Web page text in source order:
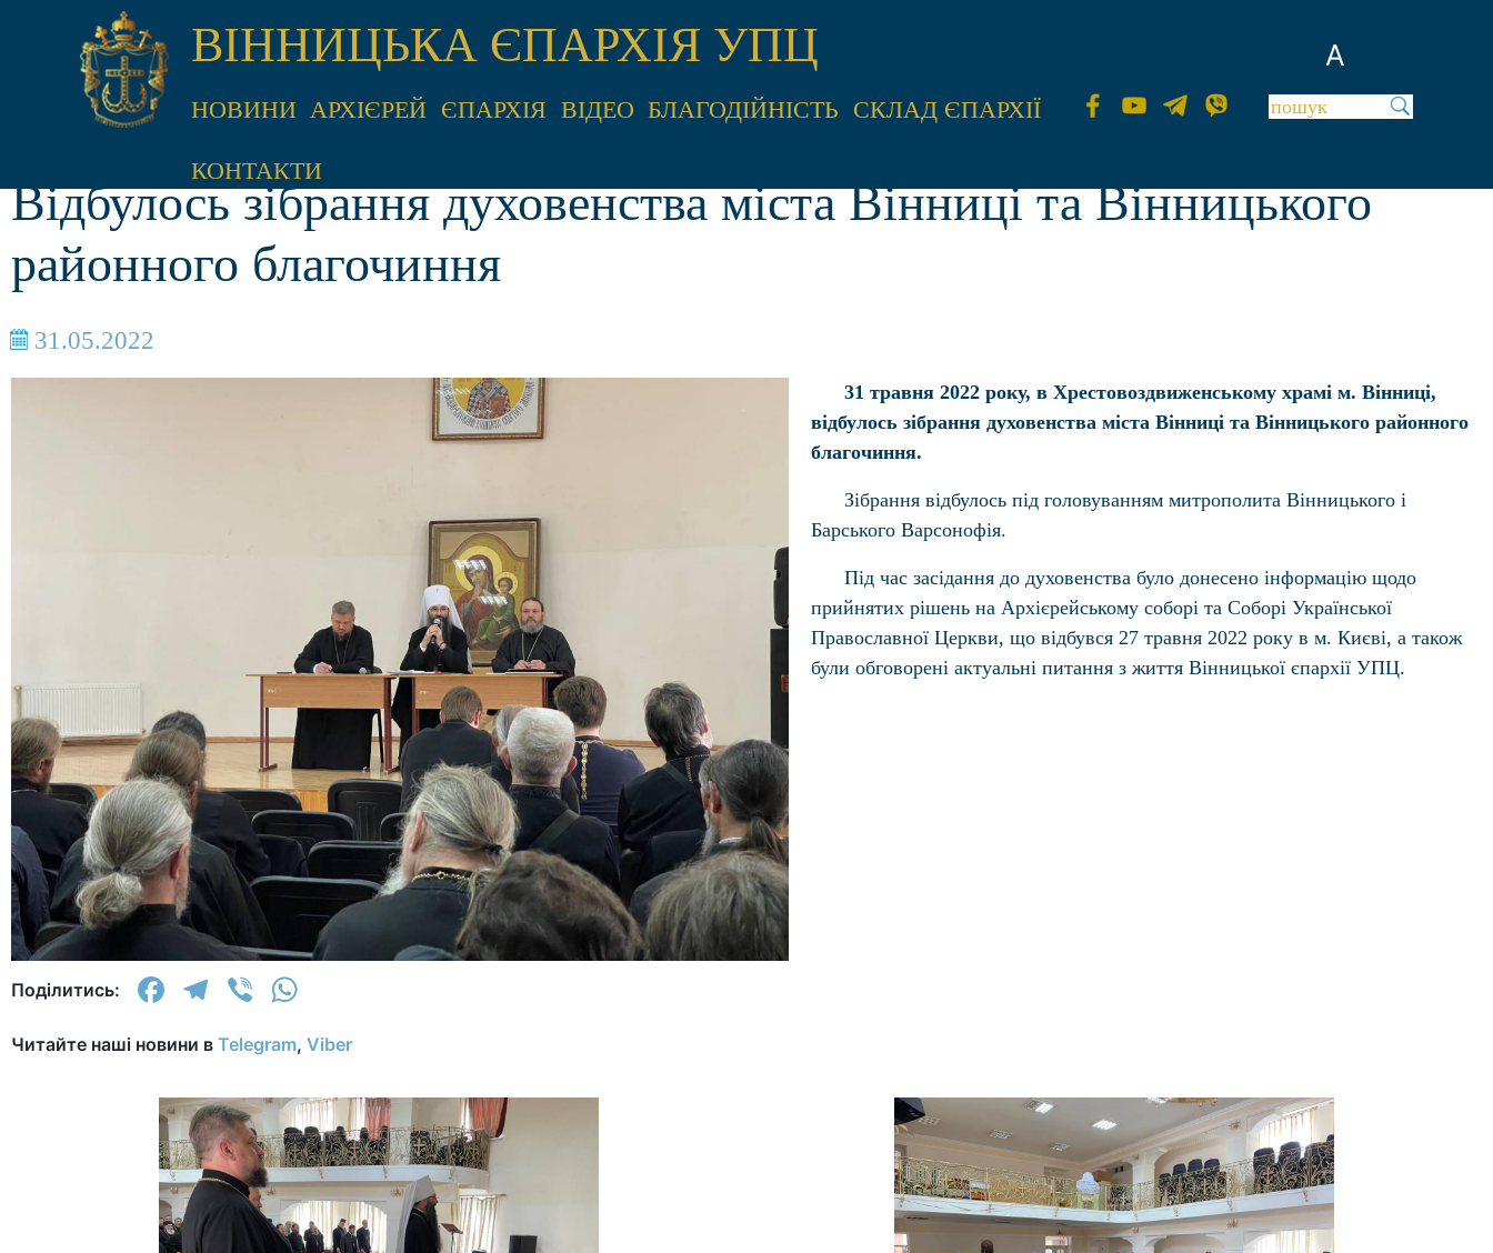
A
ВІННИЦЬКА ЄПАРХІЯ УПЦ
НОВИНИ АРХІЄРЕЙ ЄПАРХІЯ ВІДЕО БЛАГОДІЙНІСТЬ СКЛАД ЄПАРХІЇ
КОНТАКТИ
Відбулось зібрання духовенства міста Вінниці та Вінницького
районного благочиння
31.05.2022
31 травня 2022 року, в Хрестовоздвиженському храмі м. Вінниці,
відбулось зібрання духовенства міста Вінниці та Вінницького районного
благочиння.
Зібрання відбулось під головуванням митрополита Вінницького і
Барського Варсонофія.
Під час засідання до духовенства було донесено інформацію щодо
прийнятих рішень на Архієрейському соборі та Соборі Української
Православної Церкви, що відбувся 27 травня 2022 року в м. Києві, а також
були обговорені актуальні питання з життя Вінницької єпархії УПЦ.
Поділитись: Facebook
Telegram
Viber
Читайте наші новини в Telegram, Viber